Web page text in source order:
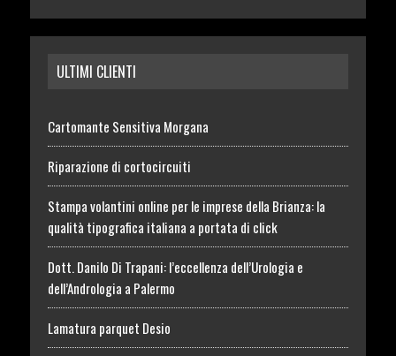
ULTIMI CLIENTI
Cartomante Sensitiva Morgana
Riparazione di cortocircuiti
Stampa volantini online per le imprese della Brianza: la
qualità tipografica italiana a portata di click
Dott. Danilo Di Trapani: l’eccellenza dell’Urologia e
dell’Andrologia a Palermo
Lamatura parquet Desio